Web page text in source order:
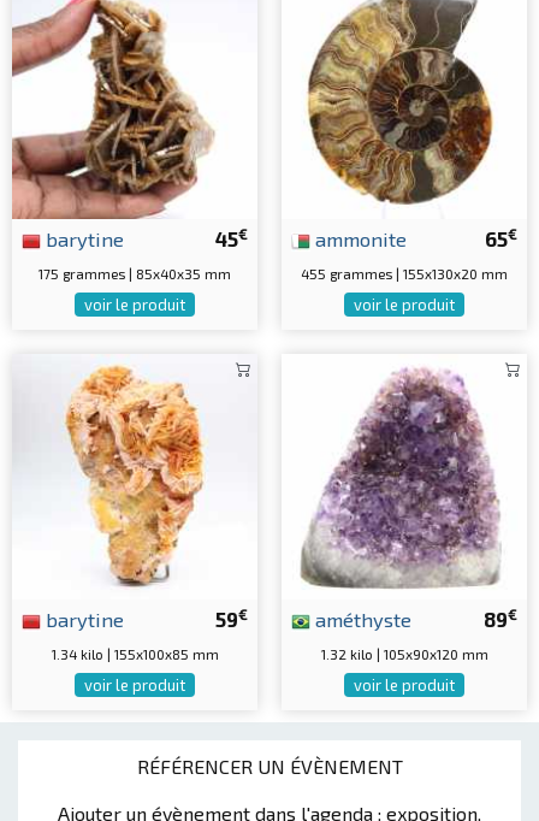
RÉFÉRENCER UN ÉVÈNEMENT
Ajouter un évènement dans l'agenda : exposition,
45€
barytine
175 grammes | 85x40x35 mm
voir le produit
65€
ammonite
455 grammes | 155x130x20 mm
voir le produit
59€
barytine
1.34 kilo | 155x100x85 mm
voir le produit
89€
améthyste
1.32 kilo | 105x90x120 mm
voir le produit